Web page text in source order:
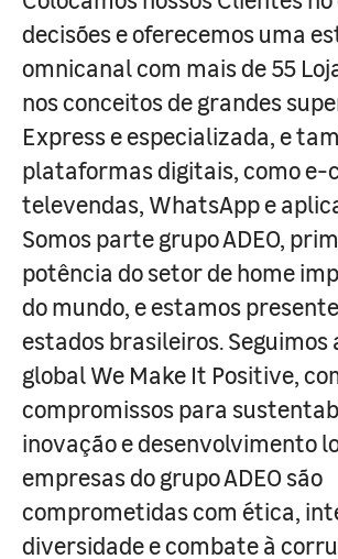
decisões e oferecemos uma
omnicanal com mais de 55
nos conceitos de grandes
Express e especializada, e
plataformas digitais, como e-
televendas, WhatsApp e
Somos parte grupo ADEO,
potência do setor de home
do mundo, e estamos
estados brasileiros.
global We Make It Positive,
compromissos para
inovação e desenvolvimento
empresas do grupo ADEO são
comprometidas com ética,
diversidade e combate à